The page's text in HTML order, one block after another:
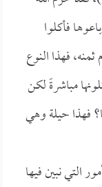
فأكلوا
فهذا النوع
مباشرةً لكن
فهذا حيلة وهي
التي نبين فيها